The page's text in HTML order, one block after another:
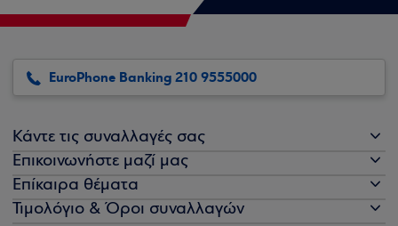
EuroPhone Banking 210 9555000
Κάντε τις συναλλαγές σας
Επικοινωνήστε μαζί μας
Επίκαιρα θέματα
Τιμολόγιο & Όροι συναλλαγών